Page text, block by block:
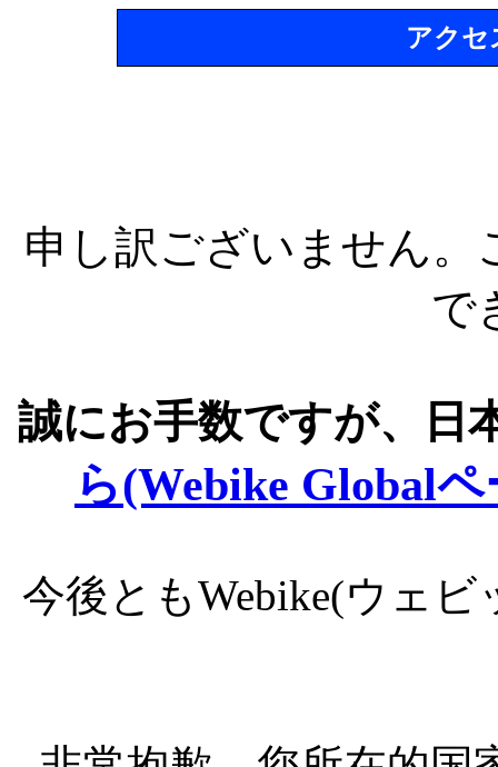
アクセ
申し訳ございません
で
誠にお手数ですが、日
ら(Webike Global
今後ともWebike(ウェ